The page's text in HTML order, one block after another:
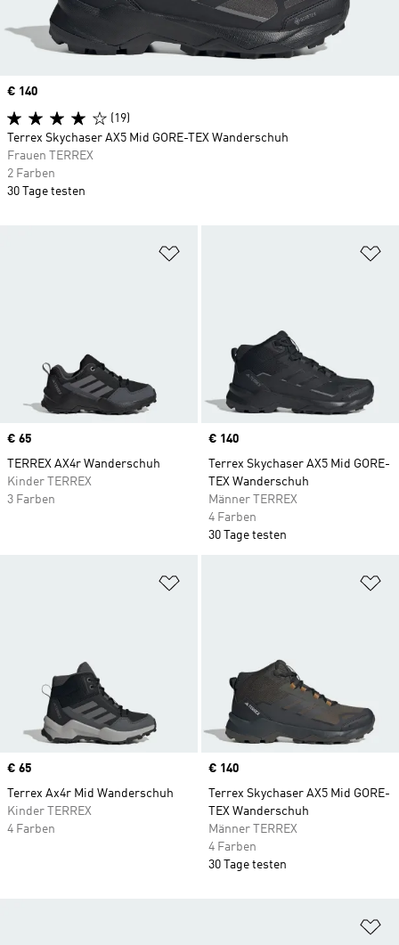
Price
€ 65
TERREX AX4r Wanderschuh
Kinder TERREX
3 Farben
Price
€ 140
Terrex Skychaser AX5 Mid GORE-
TEX Wanderschuh
Männer TERREX
4 Farben
30 Tage testen
Price
€ 65
Terrex Ax4r Mid Wanderschuh
Kinder TERREX
4 Farben
Price
€ 140
Terrex Skychaser AX5 Mid GORE-
TEX Wanderschuh
Männer TERREX
4 Farben
30 Tage testen
Price
€ 140
(19)
Terrex Skychaser AX5 Mid GORE-TEX Wanderschuh
Frauen TERREX
2 Farben
30 Tage testen